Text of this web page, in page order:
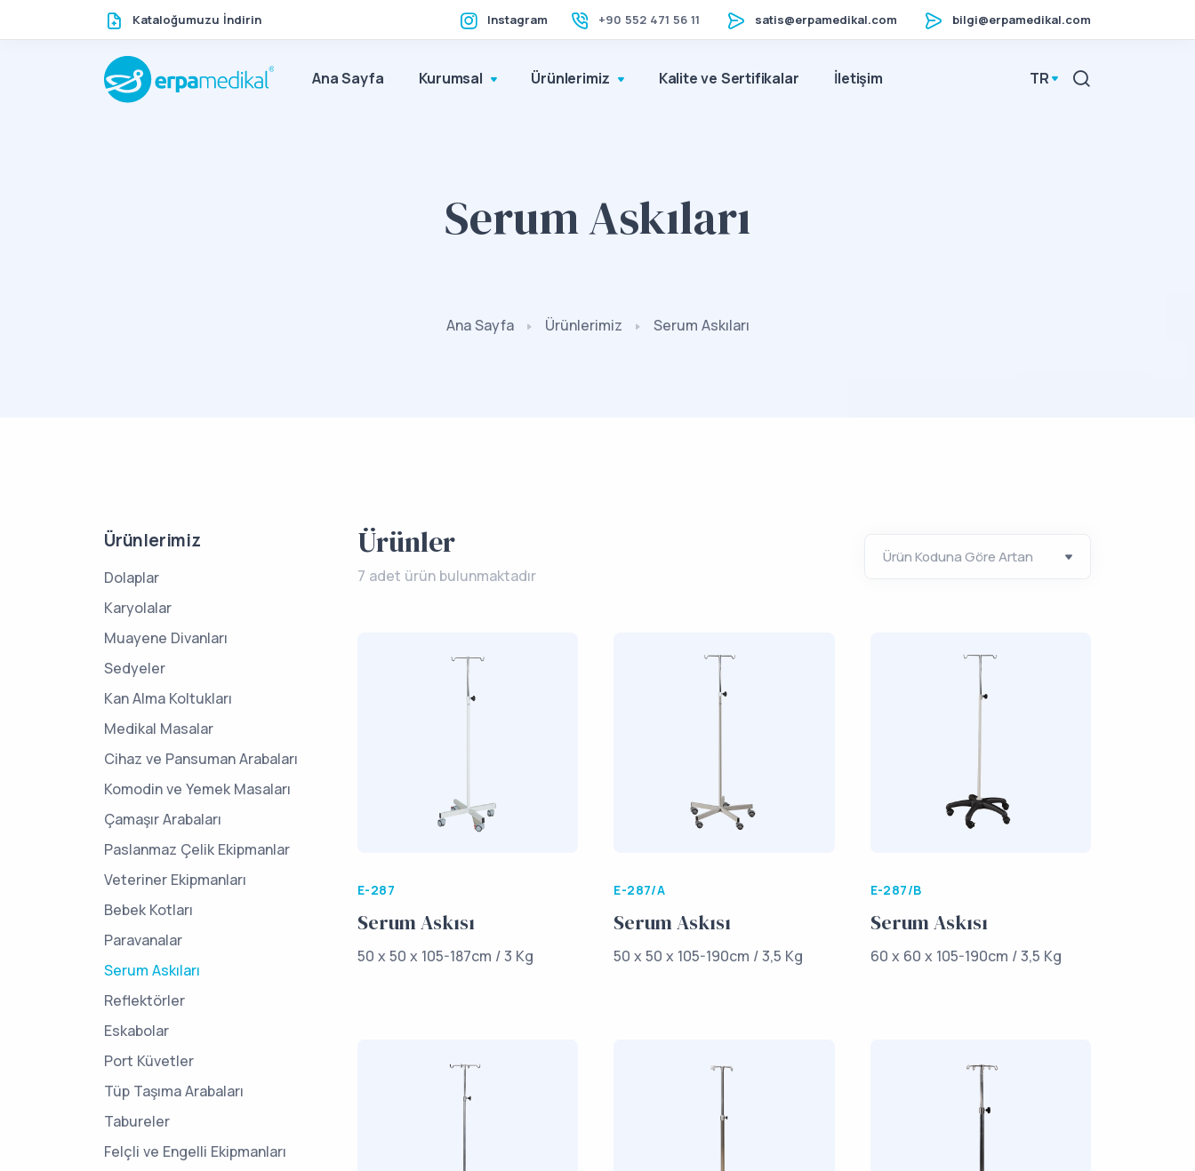
Kataloğumuzu İndirin Instagram +90 552 471 56 11 satis@erpamedikal.com bilgi@erpamedikal.com
Ana Sayfa Kurumsal Ürünlerimiz Kalite ve Sertifikalar İletişim TR
Serum Askıları
Ana Sayfa Ürünlerimiz Serum Askıları
Ürünler
7 adet ürün bulunmaktadır
E-287
Serum Askısı
50 x 50 x 105-187cm / 3 Kg
E-287/A
Serum Askısı
50 x 50 x 105-190cm / 3,5 Kg
E-287/B
Serum Askısı
60 x 60 x 105-190cm / 3,5 Kg
Ürünlerimiz
Dolaplar
Karyolalar
Muayene Divanları
Sedyeler
Kan Alma Koltukları
Medikal Masalar
Cihaz ve Pansuman Arabaları
Komodin ve Yemek Masaları
Çamaşır Arabaları
Paslanmaz Çelik Ekipmanlar
Veteriner Ekipmanları
Bebek Kotları
Paravanalar
Serum Askıları
Reflektörler
Eskabolar
Port Küvetler
Tüp Taşıma Arabaları
Tabureler
Felçli ve Engelli Ekipmanları